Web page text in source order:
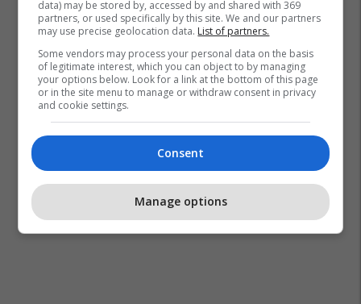
data) may be stored by, accessed by and shared with 369
partners, or used specifically by this site. We and our partners
may use precise geolocation data. List of partners.
Some vendors may process your personal data on the basis
of legitimate interest, which you can object to by managing
your options below. Look for a link at the bottom of this page
or in the site menu to manage or withdraw consent in privacy
and cookie settings.
Consent
Manage options